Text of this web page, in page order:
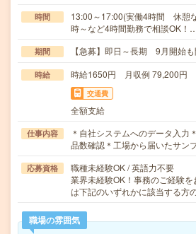
時間
13:00～17:00(実働4時間 休憩
時～など4時間勤務で相談OK！
期間 【急募】即日～長期 9月開始
時給 時給1650円 月収例 79,200円
交通費
全額支給
仕事内容
＊自社システムへのデータ入力
品数確認＊工場から届いたサン
応募資格
職種未経験OK / 英語力不要
業界未経験OK！事務のご経験
は下記のいずれかに該当する方
職場の雰囲気